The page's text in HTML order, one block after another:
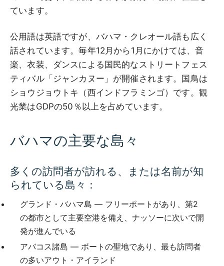
ています。
公用語は英語ですが、バハマ・クレオール語も広く
話されています。毎年12月から1月にかけては、音
楽、衣装、ダンスによる国民的なストリートフェス
ティバル「ジャンカヌー」が開催されます。国鳥は
ショウジョウトキ（西インドフラミンゴ）です。観
光業はGDPの50％以上を占めています。
バハマの主要な島々
多くの訪問者が訪れる、または名前が知
られている島々：
グランド・バハマ島 — フリーポートがあり、第2
の都市として主要空港を備え、ナッソーに次いで開
発が進んでいる
アバコス諸島 — ボートの聖地であり、最も訪問者
の多いアウト・アイランド